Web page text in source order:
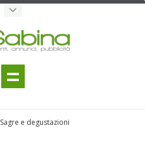
Sagre e degustazioni